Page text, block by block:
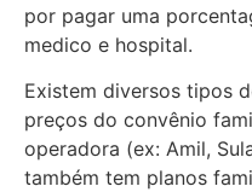
por pagar uma
medico e hospital.
Existem diversos tipos
preços do convênio
operadora (ex: Amil,
também tem planos